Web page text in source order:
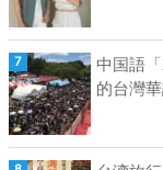
中国語
的台灣華